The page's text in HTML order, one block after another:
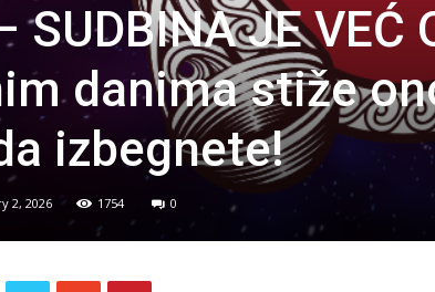
SUDBINA JE VEĆ
danima stiže
izbegnete!
2, 2026 1754 0